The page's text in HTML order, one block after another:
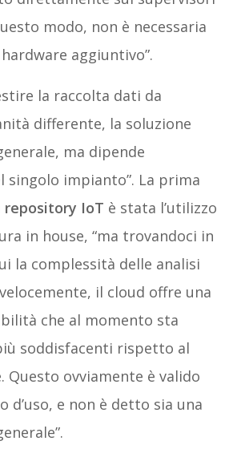
modo, non è necessaria
aggiuntivo”.
la raccolta dati da
differente, la soluzione
ma dipende
singolo impianto”. La prima
repository IoT è stata l’utilizzo
in house, “ma trovandoci in
la complessità delle analisi
il cloud offre una
che al momento sta
soddisfacenti rispetto al
Questo ovviamente è valido
d’uso, e non è detto sia una